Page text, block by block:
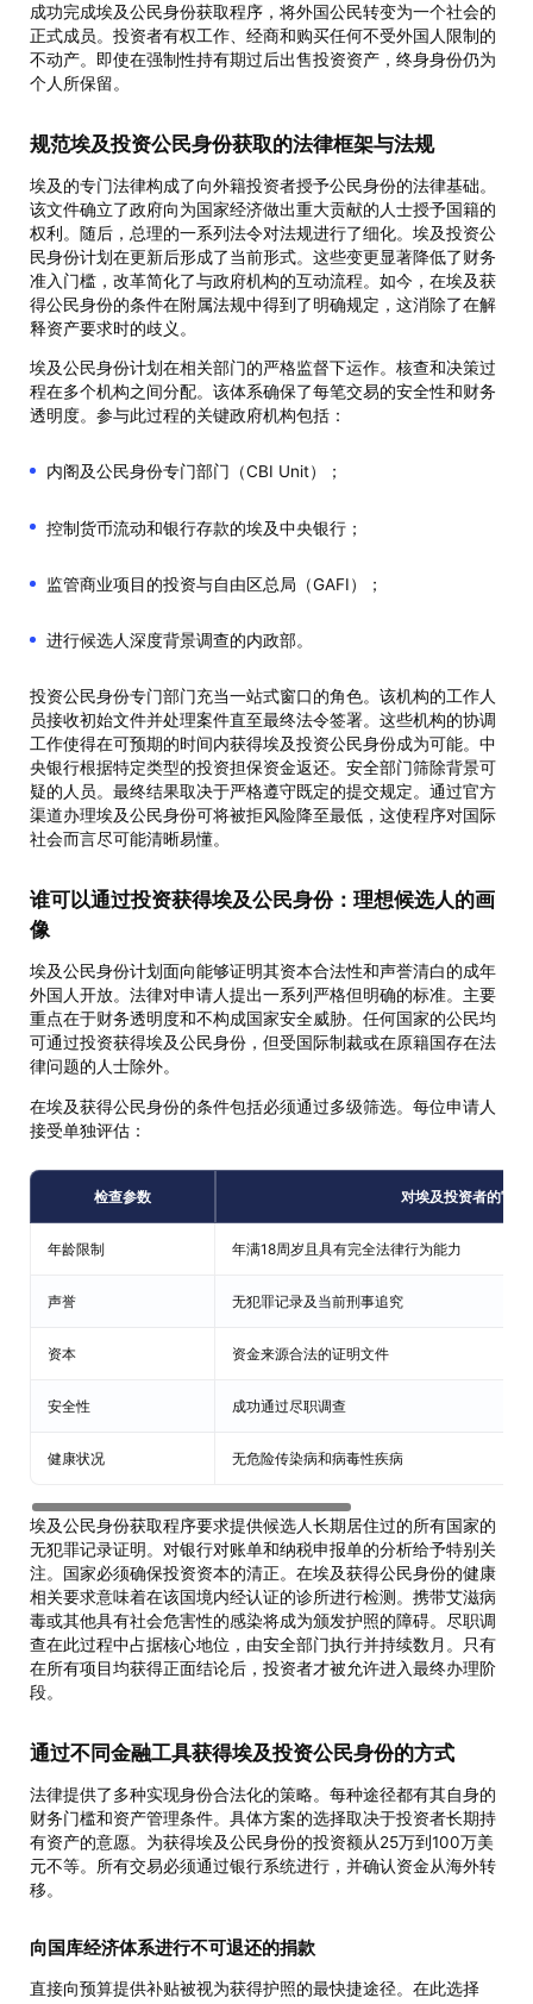
成功完成埃及公民身份获取程序，将外国公民转变为一个社会的
正式成员。投资者有权工作、经商和购买任何不受外国人限制的
不动产。即使在强制性持有期过后出售投资资产，终身身份仍为
个人所保留。
规范埃及投资公民身份获取的法律框架与法规
埃及的专门法律构成了向外籍投资者授予公民身份的法律基础。
该文件确立了政府向为国家经济做出重大贡献的人士授予国籍的
权利。随后，总理的一系列法令对法规进行了细化。埃及投资公
民身份计划在更新后形成了当前形式。这些变更显著降低了财务
准入门槛，改革简化了与政府机构的互动流程。如今，在埃及获
得公民身份的条件在附属法规中得到了明确规定，这消除了在解
释资产要求时的歧义。
埃及公民身份计划在相关部门的严格监督下运作。核查和决策过
程在多个机构之间分配。该体系确保了每笔交易的安全性和财务
透明度。参与此过程的关键政府机构包括：
内阁及公民身份专门部门（CBI Unit）；
控制货币流动和银行存款的埃及中央银行；
监管商业项目的投资与自由区总局（GAFI）；
进行候选人深度背景调查的内政部。
投资公民身份专门部门充当一站式窗口的角色。该机构的工作人
员接收初始文件并处理案件直至最终法令签署。这些机构的协调
工作使得在可预期的时间内获得埃及投资公民身份成为可能。中
央银行根据特定类型的投资担保资金返还。安全部门筛除背景可
疑的人员。最终结果取决于严格遵守既定的提交规定。通过官方
渠道办理埃及公民身份可将被拒风险降至最低，这使程序对国际
社会而言尽可能清晰易懂。
谁可以通过投资获得埃及公民身份：理想候选人的画
像
埃及公民身份计划面向能够证明其资本合法性和声誉清白的成年
外国人开放。法律对申请人提出一系列严格但明确的标准。主要
重点在于财务透明度和不构成国家安全威胁。任何国家的公民均
可通过投资获得埃及公民身份，但受国际制裁或在原籍国存在法
律问题的人士除外。
在埃及获得公民身份的条件包括必须通过多级筛选。每位申请人
接受单独评估：
检查参数 对埃及投资者的官方
年龄限制 年满18周岁且具有完全法律行为能力
声誉 无犯罪记录及当前刑事追究
资本 资金来源合法的证明文件
安全性 成功通过尽职调查
健康状况 无危险传染病和病毒性疾病
埃及公民身份获取程序要求提供候选人长期居住过的所有国家的
无犯罪记录证明。对银行对账单和纳税申报单的分析给予特别关
注。国家必须确保投资资本的清正。在埃及获得公民身份的健康
相关要求意味着在该国境内经认证的诊所进行检测。携带艾滋病
毒或其他具有社会危害性的感染将成为颁发护照的障碍。尽职调
查在此过程中占据核心地位，由安全部门执行并持续数月。只有
在所有项目均获得正面结论后，投资者才被允许进入最终办理阶
段。
通过不同金融工具获得埃及投资公民身份的方式
法律提供了多种实现身份合法化的策略。每种途径都有其自身的
财务门槛和资产管理条件。具体方案的选择取决于投资者长期持
有资产的意愿。为获得埃及公民身份的投资额从25万到100万美
元不等。所有交易必须通过银行系统进行，并确认资金从海外转
移。
向国库经济体系进行不可退还的捐款
直接向预算提供补贴被视为获得护照的最快捷途径。在此选择